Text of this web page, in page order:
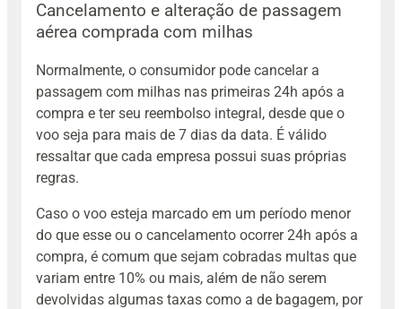
Cancelamento e alteração de passagem
aérea comprada com milhas
Normalmente, o consumidor pode cancelar a
passagem com milhas nas primeiras 24h após a
compra e ter seu reembolso integral, desde que o
voo seja para mais de 7 dias da data. É válido
ressaltar que cada empresa possui suas próprias
regras.
Caso o voo esteja marcado em um período menor
do que esse ou o cancelamento ocorrer 24h após a
compra, é comum que sejam cobradas multas que
variam entre 10% ou mais, além de não serem
devolvidas algumas taxas como a de bagagem, por